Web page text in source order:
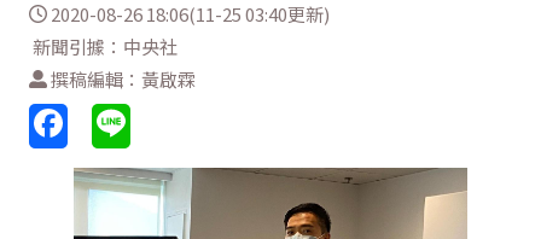
2020-08-26 18:06(11-25 03:40更新)
新聞引據：中央社
撰稿編輯：黃啟霖